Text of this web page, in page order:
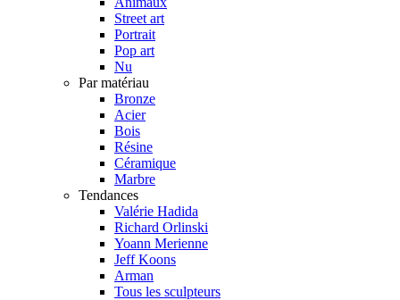
Street art
Portrait
Pop art
Nu
Par matériau
Bronze
Acier
Bois
Résine
Céramique
Marbre
Tendances
Valérie Hadida
Richard Orlinski
Yoann Merienne
Jeff Koons
Arman
Tous les sculpteurs